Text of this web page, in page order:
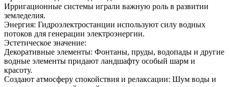
Ирригационные системы играли важную роль в развитии
земледелия.
Энергия: Гидроэлектростанции используют силу водных
потоков для генерации электроэнергии.
Эстетическое значение:
Декоративные элементы: Фонтаны, пруды, водопады и другие
водные элементы придают ландшафту особый шарм и
красоту.
Создают атмосферу спокойствия и релаксации: Шум воды и